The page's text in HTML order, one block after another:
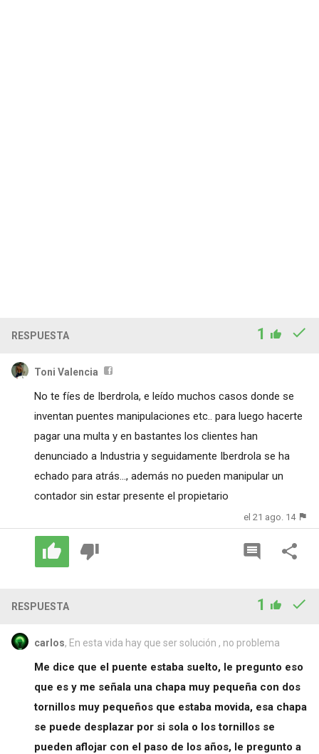
RESPUESTA 1
Toni Valencia
No te fíes de Iberdrola, e leído muchos casos donde se
inventan puentes manipulaciones etc.. para luego hacerte
pagar una multa y en bastantes los clientes han
denunciado a Industria y seguidamente Iberdrola se ha
echado para atrás..., además no pueden manipular un
contador sin estar presente el propietario
el 21 ago. 14
RESPUESTA 1
carlos, En esta vida hay que ser solución , no problema
Me dice que el puente estaba suelto, le pregunto eso
que es y me señala una chapa muy pequeña con dos
tornillos muy pequeños que estaba movida, esa chapa
se puede desplazar por si sola o los tornillos se
pueden aflojar con el paso de los años, le pregunto a